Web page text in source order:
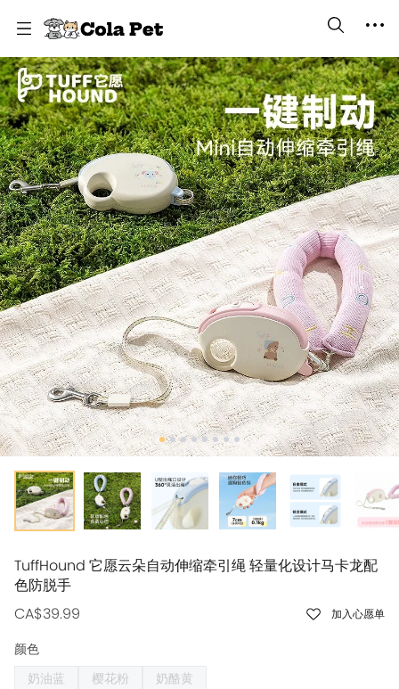
TuffHound 它愿云朵自动伸缩牵引绳 轻量化设计马卡龙配
色防脱手
CA$39.99
加入心愿单
颜色
奶油蓝
樱花粉 奶酪黄